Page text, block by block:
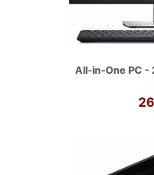
All-in-One PC -